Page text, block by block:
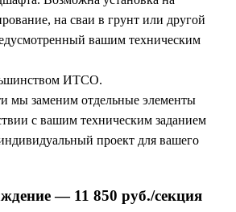
на сваи в грунт или другой
вашим техническим
ИТСО.
мы заменим отдельные элементы
с вашим техническим заданием
проект для вашего
— 11 850 руб./секция